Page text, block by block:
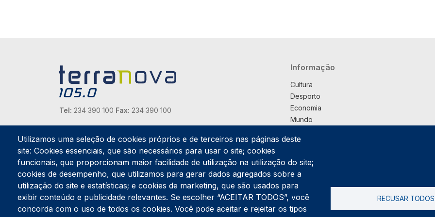
Tel: 234 390 100 Fax: 234 390 100
Endereço Postal
Apartado 42
Rua Gil Eanes 31
3834-908 Gafanha da Nazaré
Estúdios
Rua Prior Guerra
Edifício do Centro Cultural da Gafanha da Nazaré
3830-556 Gafanha da Nazaré
Navegação principal
Informação
Cultura
Desporto
Economia
Mundo
País
Praça
Pub
Saúde
Sociedade
Utilizamos uma seleção de cookies próprios e de terceiros nas páginas deste
site: Cookies essenciais, que são necessários para usar o site; cookies
funcionais, que proporcionam maior facilidade de utilização na utilização do site;
cookies de desempenho, que utilizamos para gerar dados agregados sobre a
utilização do site e estatísticas; e cookies de marketing, que são usados para
exibir conteúdo e publicidade relevantes. Se escolher “ACEITAR TODOS”, você
concorda com o uso de todos os cookies. Você pode aceitar e rejeitar os tipos
RECUSAR TODOS